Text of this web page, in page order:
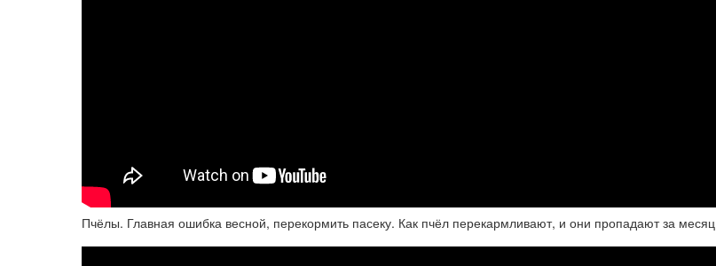
Пчёлы. Главная ошибка весной, перекормить пасеку. Как пчёл перекармливают, и они пропадают за месяц